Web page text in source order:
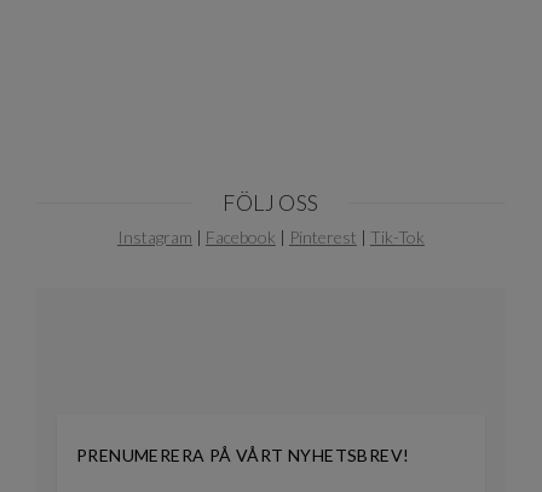
FÖLJ OSS
Instagram | Facebook | Pinterest | Tik-Tok
PRENUMERERA PÅ VÅRT NYHETSBREV!